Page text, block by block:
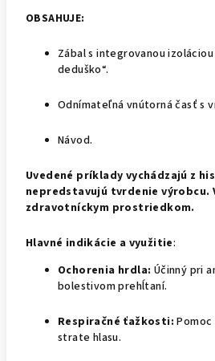
OBSAHUJE:
Zábal s integrovanou
deduško“.
Odnímateľná vnútorná časť s
Návod.
Uvedené príklady vychádzajú z
nepredstavujú tvrdenie výrobcu.
zdravotníckym prostriedkom.
Hlavné indikácie a využitie:
Ochorenia hrdla: Účinný pri
bolestivom prehĺtaní.
Respiračné ťažkosti:
strate hlasu.